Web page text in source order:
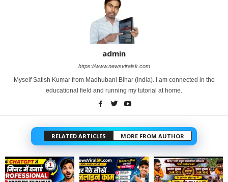
admin
https://www.newsviralsk.com
Myself Satish Kumar from Madhubani Bihar (India). I am connected in the
educational field and running my tutorial at home.
RELATED ARTICLES MORE FROM AUTHOR